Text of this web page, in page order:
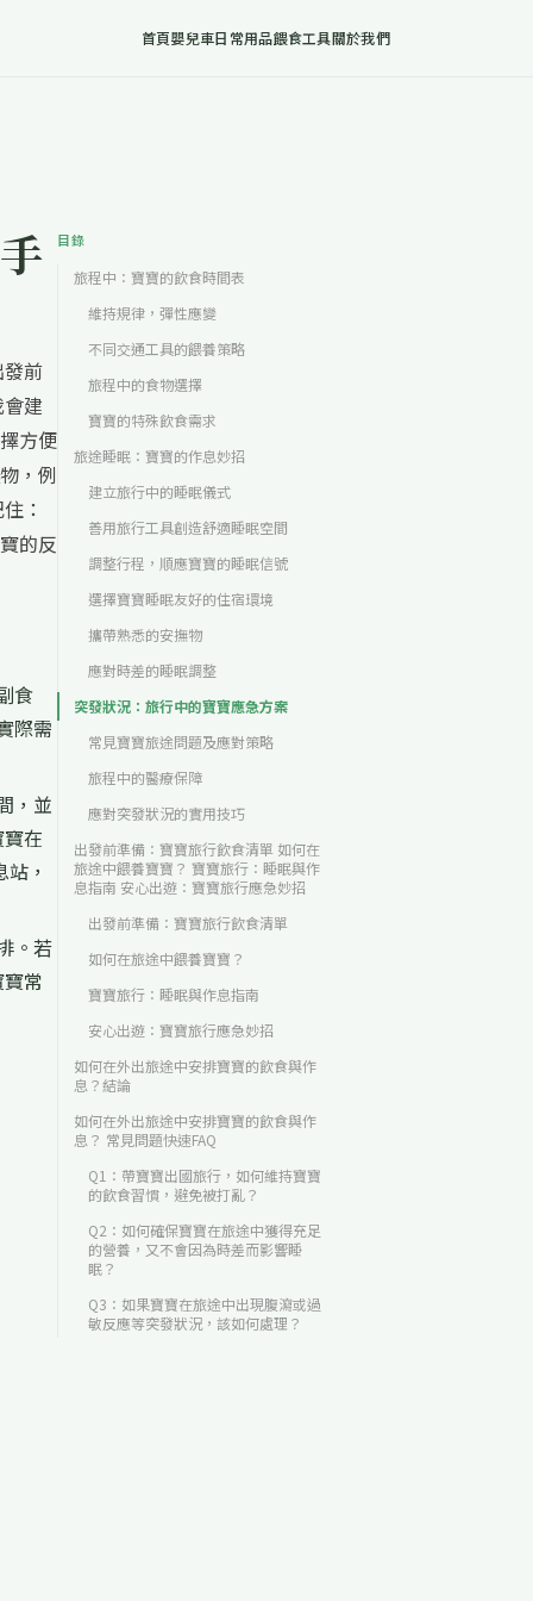
首頁嬰兒車日常用品餵食工具關於我們
前
建
方便
，例
：
的反
食
際需
，並
在
，
。若
常
目錄
旅程中：寶寶的飲食時間表
維持規律，彈性應變
不同交通工具的餵養策略
旅程中的食物選擇
寶寶的特殊飲食需求
旅途睡眠：寶寶的作息妙招
建立旅行中的睡眠儀式
善用旅行工具創造舒適睡眠空間
調整行程，順應寶寶的睡眠信號
選擇寶寶睡眠友好的住宿環境
攜帶熟悉的安撫物
應對時差的睡眠調整
突發狀況：旅行中的寶寶應急方案
常見寶寶旅途問題及應對策略
旅程中的醫療保障
應對突發狀況的實用技巧
出發前準備：寶寶旅行飲食清單 如何在
旅途中餵養寶寶？ 寶寶旅行：睡眠與作
息指南 安心出遊：寶寶旅行應急妙招
出發前準備：寶寶旅行飲食清單
如何在旅途中餵養寶寶？
寶寶旅行：睡眠與作息指南
安心出遊：寶寶旅行應急妙招
如何在外出旅途中安排寶寶的飲食與作
息？結論
如何在外出旅途中安排寶寶的飲食與作
息？ 常見問題快速FAQ
Q1：帶寶寶出國旅行，如何維持寶寶
的飲食習慣，避免被打亂？
Q2：如何確保寶寶在旅途中獲得充足
的營養，又不會因為時差而影響睡
眠？
Q3：如果寶寶在旅途中出現腹瀉或過
敏反應等突發狀況，該如何處理？